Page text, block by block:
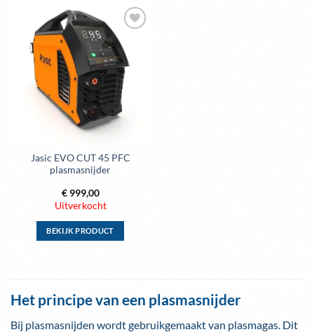
heeft
meerdere
variaties.
Deze
optie
kan
gekozen
worden
op
productpagina
Toevoegen
aan
wenslijst
Jasic EVO CUT 45 PFC
plasmasnijder
€999,00
Uitverkocht
BEKIJK PRODUCT
heeft
variaties.
Deze
Het principe van een plasmasnijder
Bij plasmasnijden wordt gebruikgemaakt van plasmagas. Dit